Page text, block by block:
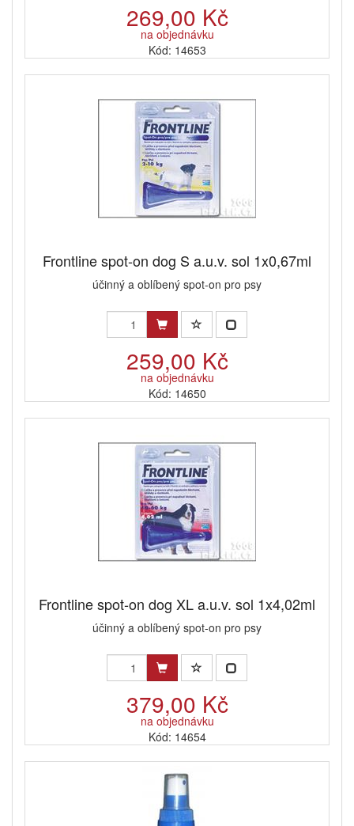
269,00 Kč
na objednávku
Kód: 14653
Frontline spot-on dog S a.u.v. sol 1x0,67ml
účinný a oblíbený spot-on pro psy
259,00 Kč
na objednávku
Kód: 14650
Frontline spot-on dog XL a.u.v. sol 1x4,02ml
účinný a oblíbený spot-on pro psy
379,00 Kč
na objednávku
Kód: 14654